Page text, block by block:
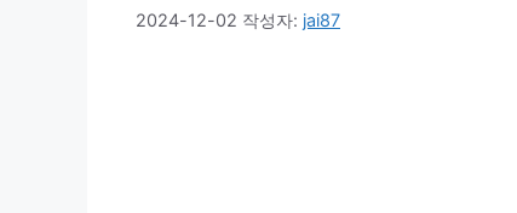
2024-12-02 작성자: jai87